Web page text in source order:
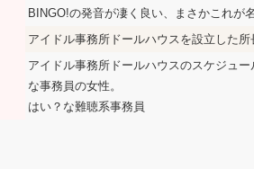
BINGO!の発音が凄く良い、まさかこれが
アイドル事務所ドールハウスを設立した所
アイドル事務所ドールハウスのスケジュ
な事務員の女性。
はい？な難聴系事務員